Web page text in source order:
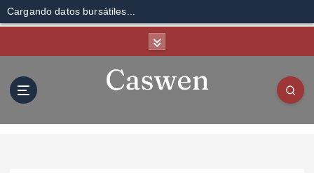
Cargando datos bursátiles...